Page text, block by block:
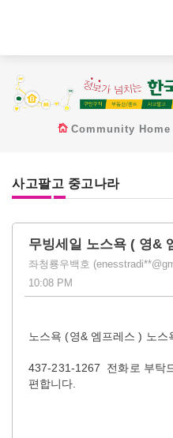
Community Home
사고팔고 중고나라
무빙세일 노스욕 ( 영&
좌청룡우백호
10:08 PM
노스욕 (영& 엠프레스 ) 노스
437-231-1267 전화로 부탁
편합니다.